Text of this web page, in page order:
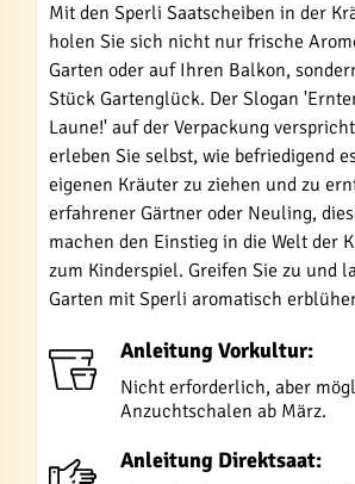
Mit den Sperli Saatscheiben in der
holen Sie sich nicht nur frische
Garten oder auf Ihren Balkon,
Stück Gartenglück. Der Slogan
Laune!' auf der Verpackung
erleben Sie selbst, wie befriedigend
eigenen Kräuter zu ziehen und zu
erfahrener Gärtner oder Neuling,
machen den Einstieg in die Welt der
zum Kinderspiel. Greifen Sie zu und
Garten mit Sperli aromatisch
Anleitung Vorkultur:
Nicht erforderlich, aber
Anzuchtschalen ab März.
Anleitung Direktsaat: